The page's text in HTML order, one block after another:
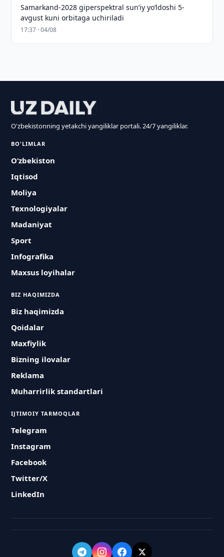
Samarkand-2028 giperspektral sun’iy yo‘ldoshi 5-
avgust kuni orbitaga uchiriladi
17:37 · 04/08
O'zbekistonning yetakchi yangiliklar portali. 24/7 yangiliklar.
BO'LIMLAR
O‘zbekiston
Iqtisod
Moliya
Texnologiyalar
Madaniyat
Sport
Infografika
Maxsus loyihalar
BIZ HAQIMIZDA
Biz haqimizda
Qoidalar
Maxfiylik
Bizning ilovalar
Reklama
Muharrirlik standartlari
IJTIMOIY TARMOQLAR
Telegram
Instagram
Facebook
Twitter/X
LinkedIn